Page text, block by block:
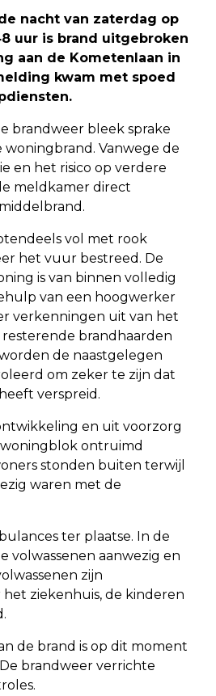
nacht van zaterdag op
uur is brand uitgebroken
aan de Kometenlaan in
kwam met spoed
brandweer bleek sprake
woningbrand. Vanwege de
en het risico op verdere
meldkamer direct
vol met rook
het vuur bestreed. De
is van binnen volledig
van een hoogwerker
verkenningen uit van het
brandhaarden
de naastgelegen
om zeker te zijn dat
verspreid.
en uit voorzorg
ontruimd
stonden buiten terwijl
waren met de
ter plaatse. In de
volwassenen aanwezig en
zijn
ziekenhuis, de kinderen
de brand is op dit moment
brandweer verrichte